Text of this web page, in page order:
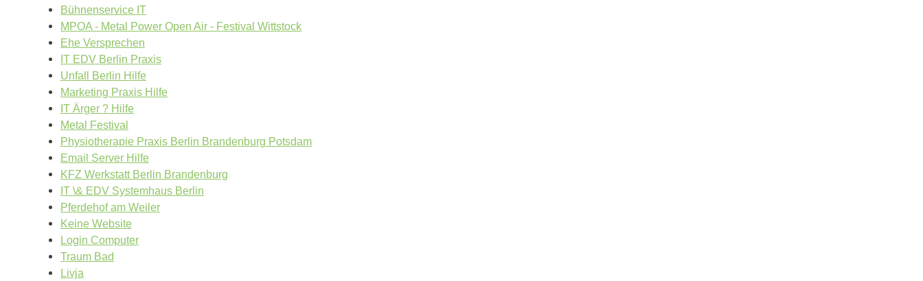
Bühnenservice IT
MPOA - Metal Power Open Air - Festival Wittstock
Ehe Versprechen
IT EDV Berlin Praxis
Unfall Berlin Hilfe
Marketing Praxis Hilfe
IT Ärger ? Hilfe
Metal Festival
Physiotherapie Praxis Berlin Brandenburg Potsdam
Email Server Hilfe
KFZ Werkstatt Berlin Brandenburg
IT \& EDV Systemhaus Berlin
Pferdehof am Weiler
Keine Website
Login Computer
Traum Bad
Livja